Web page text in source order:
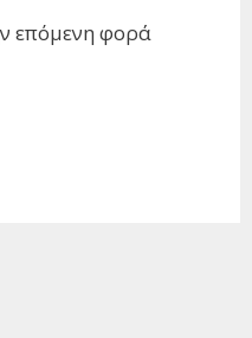
επόμενη φορά